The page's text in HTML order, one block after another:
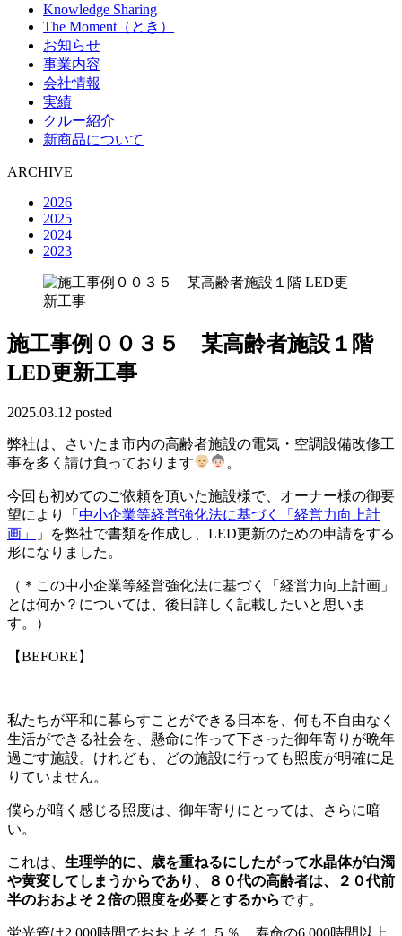
Knowledge Sharing
The Moment（とき）
お知らせ
事業内容
会社情報
実績
クルー紹介
新商品について
ARCHIVE
2026
2025
2024
2023
施工事例００３５ 某高齢者施設１階
LED更新工事
2025.03.12 posted
弊社は、さいたま市内の高齢者施設の電気・空調設備改修工
事を多く請け負っております
。
今回も初めてのご依頼を頂いた施設様で、オーナー様の御要
望により「 中小企業等経営強化法に基づく「経営力向上計
画」
」を弊社で書類を作成し、LED更新のための申請をする
形になりました。
（＊この中小企業等経営強化法に基づく「経営力向上計画」
とは何か？については、後日詳しく記載したいと思いま
す。）
【BEFORE】
私たちが平和に暮らすことができる日本を、何も不自由なく
生活ができる社会を、懸命に作って下さった御年寄りが晩年
過ごす施設。けれども、どの施設に行っても照度が明確に足
りていません。
僕らが暗く感じる照度は、御年寄りにとっては、さらに暗
い。
これは、 生理学的に、歳を重ねるにしたがって水晶体が白濁
や黄変してしまうからであり、８０代の高齢者は、２０代前
半のおおよそ２倍の照度を必要とするからです。
蛍光管は2,000時間でおおよそ１５％、寿命の6,000時間以上